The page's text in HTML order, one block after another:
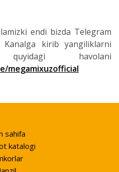
endi bizda Telegram
kirib yangiliklarni
havolani
megamixuzofficial
sahifa
katalogi